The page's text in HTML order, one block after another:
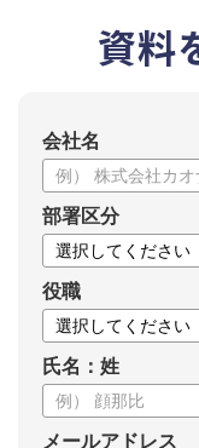
資料
会社名
部署区分
役職
氏名：姓
メールアドレス